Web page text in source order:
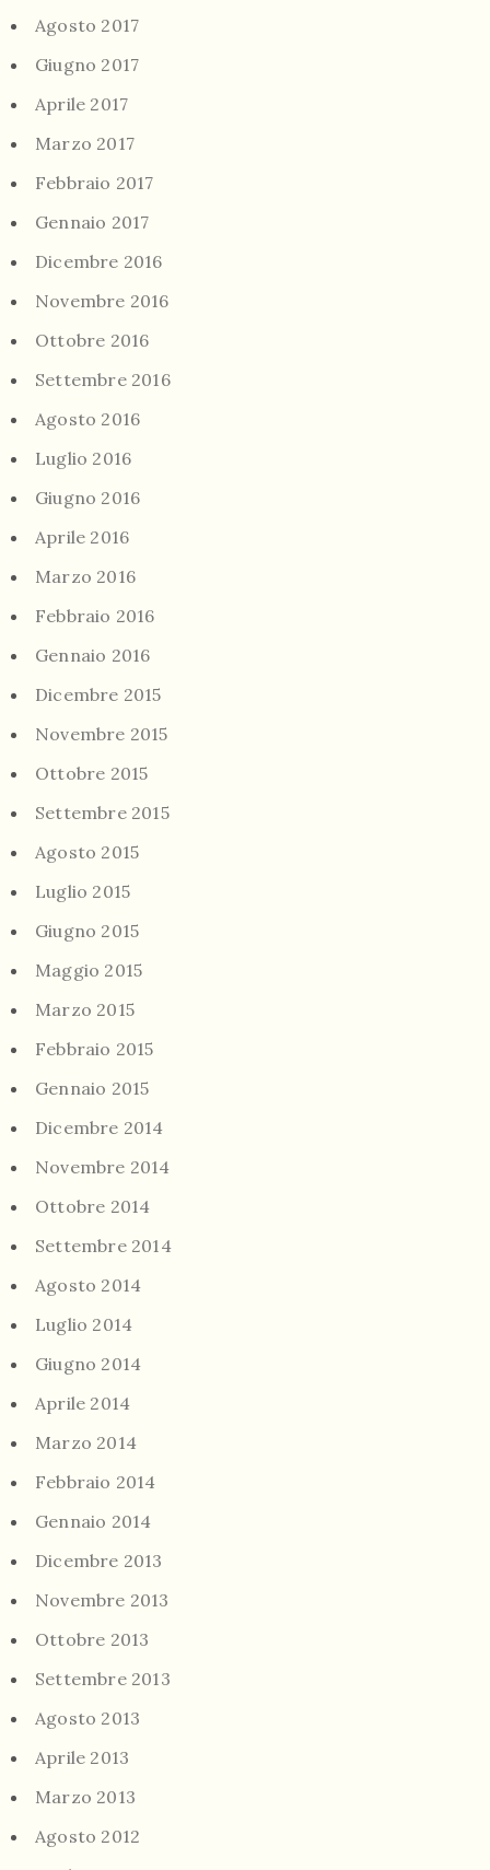
Agosto 2017
Giugno 2017
Aprile 2017
Marzo 2017
Febbraio 2017
Gennaio 2017
Dicembre 2016
Novembre 2016
Ottobre 2016
Settembre 2016
Agosto 2016
Luglio 2016
Giugno 2016
Aprile 2016
Marzo 2016
Febbraio 2016
Gennaio 2016
Dicembre 2015
Novembre 2015
Ottobre 2015
Settembre 2015
Agosto 2015
Luglio 2015
Giugno 2015
Maggio 2015
Marzo 2015
Febbraio 2015
Gennaio 2015
Dicembre 2014
Novembre 2014
Ottobre 2014
Settembre 2014
Agosto 2014
Luglio 2014
Giugno 2014
Aprile 2014
Marzo 2014
Febbraio 2014
Gennaio 2014
Dicembre 2013
Novembre 2013
Ottobre 2013
Settembre 2013
Agosto 2013
Aprile 2013
Marzo 2013
Agosto 2012